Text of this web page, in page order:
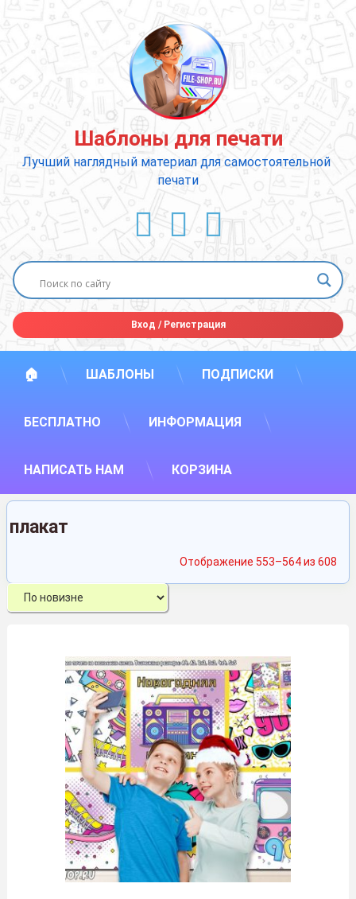
содержимому
Шаблоны для печати
Лучший наглядный материал для самостоятельной
печати
ВКонтакте
YouTube
E-mail
Вход /Регистрация
🏠 ШАБЛОНЫ ПОДПИСКИ
БЕСПЛАТНО ИНФОРМАЦИЯ
НАПИСАТЬ НАМ КОРЗИНА
плакат
Отображение 553–564 из 608